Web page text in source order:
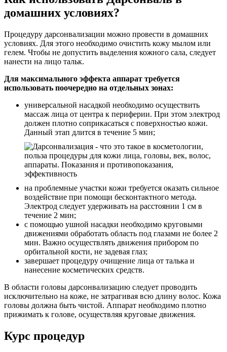
домашних условиях?
Процедуру дарсонвализации можно провести в домашних
условиях. Для этого необходимо очистить кожу мылом или
гелем. Чтобы не допустить выделения кожного сала, следует
нанести на лицо тальк.
Для максимального эффекта аппарат требуется
использовать поочередно на отдельных зонах:
универсальной насадкой необходимо осуществить
массаж лица от центра к периферии. При этом электрод
должен плотно соприкасаться с поверхностью кожи.
Данный этап длится в течение 5 мин;
на проблемные участки кожи требуется оказать сильное
воздействие при помощи бесконтактного метода.
Электрод следует удерживать на расстоянии 1 см в
течение 2 мин;
с помощью ушной насадки необходимо круговыми
движениями обработать область под глазами не более 2
мин. Важно осуществлять движения прибором по
орбитальной кости, не задевая глаз;
завершает процедуру очищение лица от талька и
нанесение косметических средств.
В области головы дарсонвализацию следует проводить
исключительно на коже, не затрагивая всю длину волос. Кожа
головы должна быть чистой. Аппарат необходимо плотно
прижимать к голове, осуществляя круговые движения.
Курс процедур